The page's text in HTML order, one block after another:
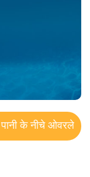
पानी के नीचे ओवरले